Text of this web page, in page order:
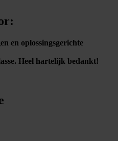
en oplossingsgerichte
Heel hartelijk bedankt!